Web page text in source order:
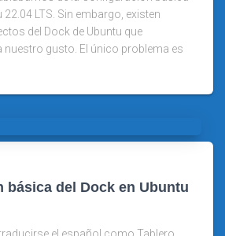
22.04 LTS. Sin embargo, existen
del Dock de Ubuntu que
gusto. El único problema es
básica del Dock en Ubuntu